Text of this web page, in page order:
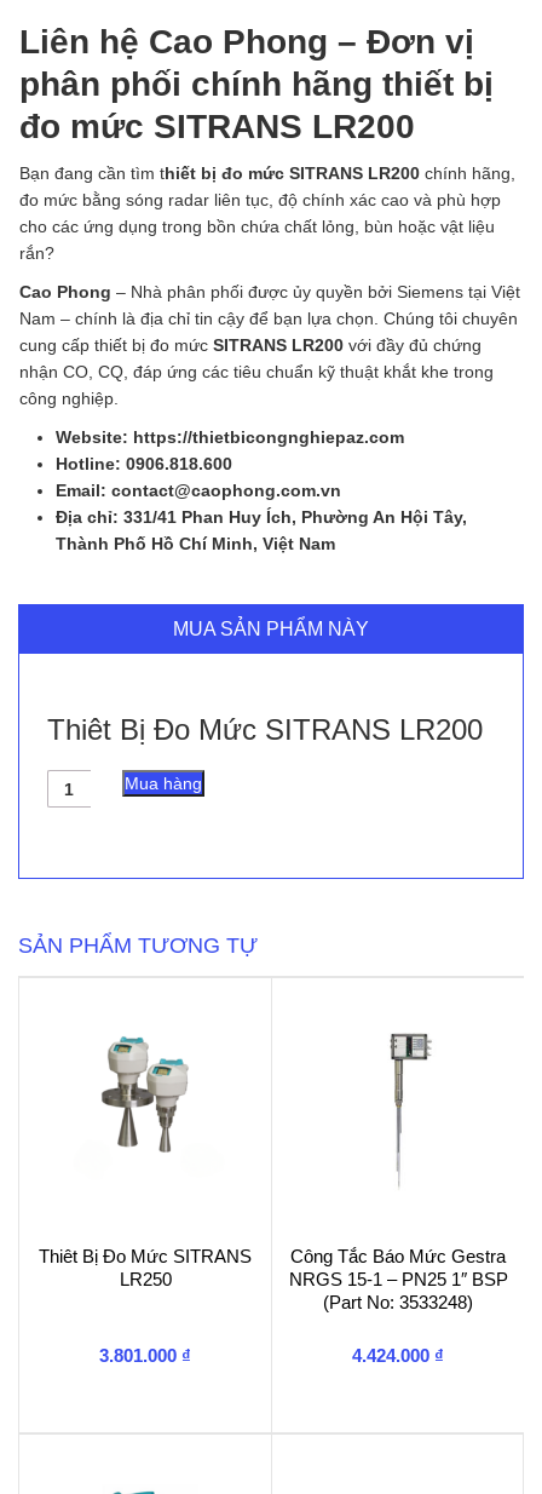
Liên hệ Cao Phong – Đơn vị
phân phối chính hãng thiết bị
đo mức SITRANS LR200
Bạn đang cần tìm thiết bị đo mức SITRANS LR200 chính hãng,
đo mức bằng sóng radar liên tục, độ chính xác cao và phù hợp
cho các ứng dụng trong bồn chứa chất lỏng, bùn hoặc vật liệu
rắn?
Cao Phong – Nhà phân phối được ủy quyền bởi Siemens tại Việt
Nam – chính là địa chỉ tin cậy để bạn lựa chọn. Chúng tôi chuyên
cung cấp thiết bị đo mức SITRANS LR200 với đầy đủ chứng
nhận CO, CQ, đáp ứng các tiêu chuẩn kỹ thuật khắt khe trong
công nghiệp.
Website: https://thietbicongnghiepaz.com
Hotline: 0906.818.600
Email: contact@caophong.com.vn
Địa chỉ: 331/41 Phan Huy Ích, Phường An Hội Tây,
Thành Phố Hồ Chí Minh, Việt Nam
MUA SẢN PHẨM NÀY
Thiêt Bị Đo Mức SITRANS LR200
Thiêt
Bị
Mua hàng
SẢN PHẨM TƯƠNG TỰ
Thiêt Bị Đo Mức SITRANS
LR250
3.801.000 ₫
Công Tắc Báo Mức Gestra
NRGS 15-1 – PN25 1″ BSP
(Part No: 3533248)
4.424.000 ₫